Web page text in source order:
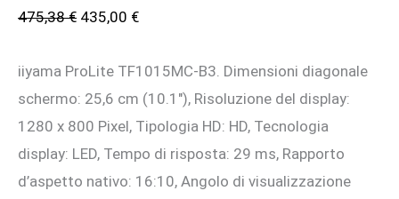
475,38€ Il
originale
era:
475,38 €.
435,00 €Il
attuale
è:
435,00 €.
iiyama ProLite TF1015MC-B3. Dimensioni diagonale
schermo: 25,6 cm (10.1″), Risoluzione del display:
1280 x 800 Pixel, Tipologia HD: HD, Tecnologia
display: LED, Tempo di risposta: 29 ms, Rapporto
d’aspetto nativo: 16:10, Angolo di visualizzazione